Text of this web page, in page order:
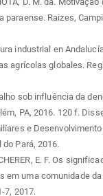
paraense. Raizes,
industrial en
agrícolas globales.
sob influência da
PA, 2016. 120 f.
e
do Pará, 2016.
E. F. Os
em uma comunidade
7, 2017.